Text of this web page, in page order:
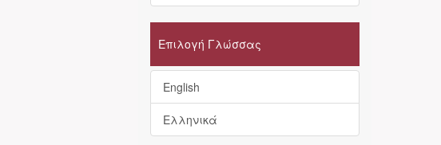
Επιλογή Γλώσσας
English
Ελληνικά